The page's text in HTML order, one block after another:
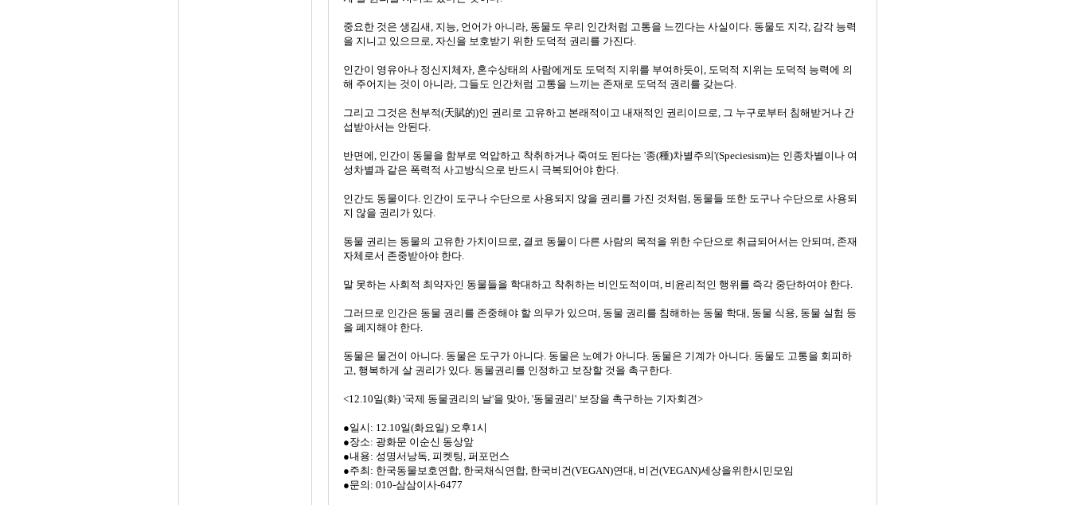
중요한 것은 생김새, 지능, 언어가 아니라, 동물도 우리 인간처럼 고통을 느낀다는 사실이다. 동물도 지각, 감각 능력
을 지니고 있으므로, 자신을 보호받기 위한 도덕적 권리를 가진다.
인간이 영유아나 정신지체자, 혼수상태의 사람에게도 도덕적 지위를 부여하듯이, 도덕적 지위는 도덕적 능력에 의
해 주어지는 것이 아니라, 그들도 인간처럼 고통을 느끼는 존재로 도덕적 권리를 갖는다.
그리고 그것은 천부적(天賦的)인 권리로 고유하고 본래적이고 내재적인 권리이므로, 그 누구로부터 침해받거나 간
섭받아서는 안된다.
반면에, 인간이 동물을 함부로 억압하고 착취하거나 죽여도 된다는 '종(種)차별주의'(Speciesism)는 인종차별이나 여
성차별과 같은 폭력적 사고방식으로 반드시 극복되어야 한다.
인간도 동물이다. 인간이 도구나 수단으로 사용되지 않을 권리를 가진 것처럼, 동물들 또한 도구나 수단으로 사용되
지 않을 권리가 있다.
동물 권리는 동물의 고유한 가치이므로, 결코 동물이 다른 사람의 목적을 위한 수단으로 취급되어서는 안되며, 존재
자체로서 존중받아야 한다.
말 못하는 사회적 최약자인 동물들을 학대하고 착취하는 비인도적이며, 비윤리적인 행위를 즉각 중단하여야 한다.
그러므로 인간은 동물 권리를 존중해야 할 의무가 있으며, 동물 권리를 침해하는 동물 학대, 동물 식용, 동물 실험 등
을 폐지해야 한다.
동물은 물건이 아니다. 동물은 도구가 아니다. 동물은 노예가 아니다. 동물은 기계가 아니다. 동물도 고통을 회피하
고, 행복하게 살 권리가 있다. 동물권리를 인정하고 보장할 것을 촉구한다.
<12.10일(화) '국제 동물권리의 날'을 맞아, '동물권리' 보장을 촉구하는 기자회견>
●일시: 12.10일(화요일) 오후1시
●장소: 광화문 이순신 동상앞
●내용: 성명서낭독, 피켓팅, 퍼포먼스
●주최: 한국동물보호연합, 한국채식연합, 한국비건(VEGAN)연대, 비건(VEGAN)세상을위한시민모임
●문의: 010-삼삼이사-6477